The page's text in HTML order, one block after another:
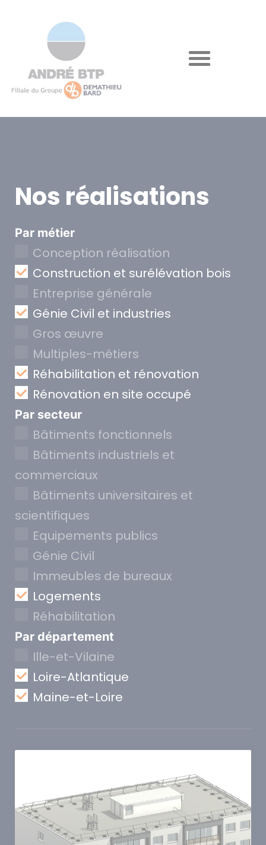
Nos réalisations
Par métier
Conception réalisation
Construction et surélévation bois
Entreprise générale
Génie Civil et industries
Gros œuvre
Multiples-métiers
Réhabilitation et rénovation
Rénovation en site occupé
Par secteur
Bâtiments fonctionnels
Bâtiments industriels et
commerciaux
Bâtiments universitaires et
scientifiques
Equipements publics
Génie Civil
Immeubles de bureaux
Logements
Réhabilitation
Par département
Ille-et-Vilaine
Loire-Atlantique
Maine-et-Loire